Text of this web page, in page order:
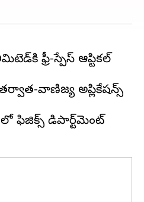
ఫ్రీ-స్పేస్ ఆప్టికల్
వాణిజ్య అప్లికేషన్స్
ఫిజిక్స్ డిపార్ట్‌మెంట్